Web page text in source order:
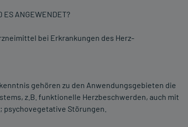
ES ANGEWENDET?
bei Erkrankungen des Herz-
gehören zu den Anwendungsgebieten die
z.B. funktionelle Herzbeschwerden, auch mit
Störungen.